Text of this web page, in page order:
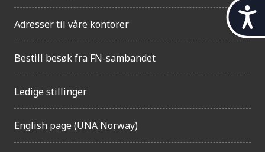
t
l
e
e
i
Adresser til våre kontorer
Bestill besøk fra FN-sambandet
Ledige stillinger
English page (UNA Norway)